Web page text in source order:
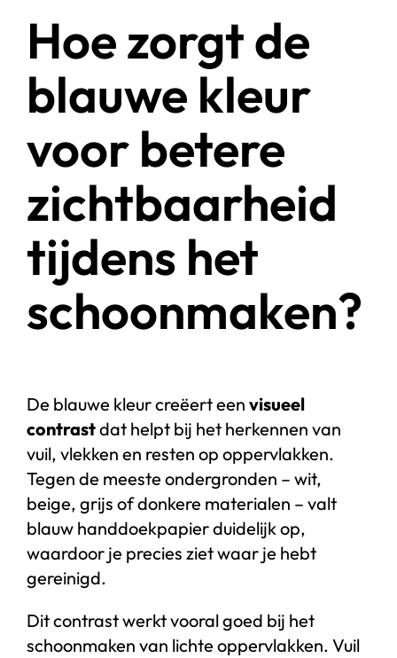
Hoe zorgt de
blauwe kleur
voor betere
zichtbaarheid
tijdens het
schoonmaken?
De blauwe kleur creëert een visueel
contrastdat helpt bij het herkennen van
vuil, vlekken en resten op oppervlakken.
Tegen de meeste ondergronden – wit,
beige, grijs of donkere materialen – valt
blauw handdoekpapier duidelijk op,
waardoor je precies ziet waar je hebt
gereinigd.
Dit contrast werkt vooral goed bij het
schoonmaken van lichte oppervlakken. Vuil